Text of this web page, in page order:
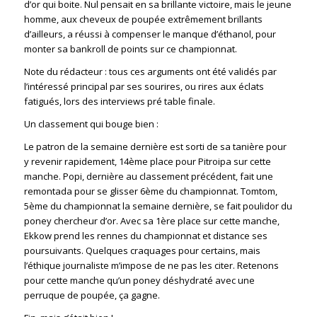
d’or qui boite. Nul pensait en sa brillante victoire, mais le jeune
homme, aux cheveux de poupée extrêmement brillants
d’ailleurs, a réussi à compenser le manque d’éthanol, pour
monter sa bankroll de points sur ce championnat.
Note du rédacteur : tous ces arguments ont été validés par
l’intéressé principal par ses sourires, ou rires aux éclats
fatigués, lors des interviews pré table finale.
Un classement qui bouge bien :
Le patron de la semaine dernière est sorti de sa tanière pour
y revenir rapidement, 14ème place pour Pitroipa sur cette
manche. Popi, dernière au classement précédent, fait une
remontada pour se glisser 6ème du championnat. Tomtom,
5ème du championnat la semaine dernière, se fait poulidor du
poney chercheur d’or. Avec sa 1ère place sur cette manche,
Ekkow prend les rennes du championnat et distance ses
poursuivants. Quelques craquages pour certains, mais
l’éthique journaliste m’impose de ne pas les citer. Retenons
pour cette manche qu’un poney déshydraté avec une
perruque de poupée, ça gagne.